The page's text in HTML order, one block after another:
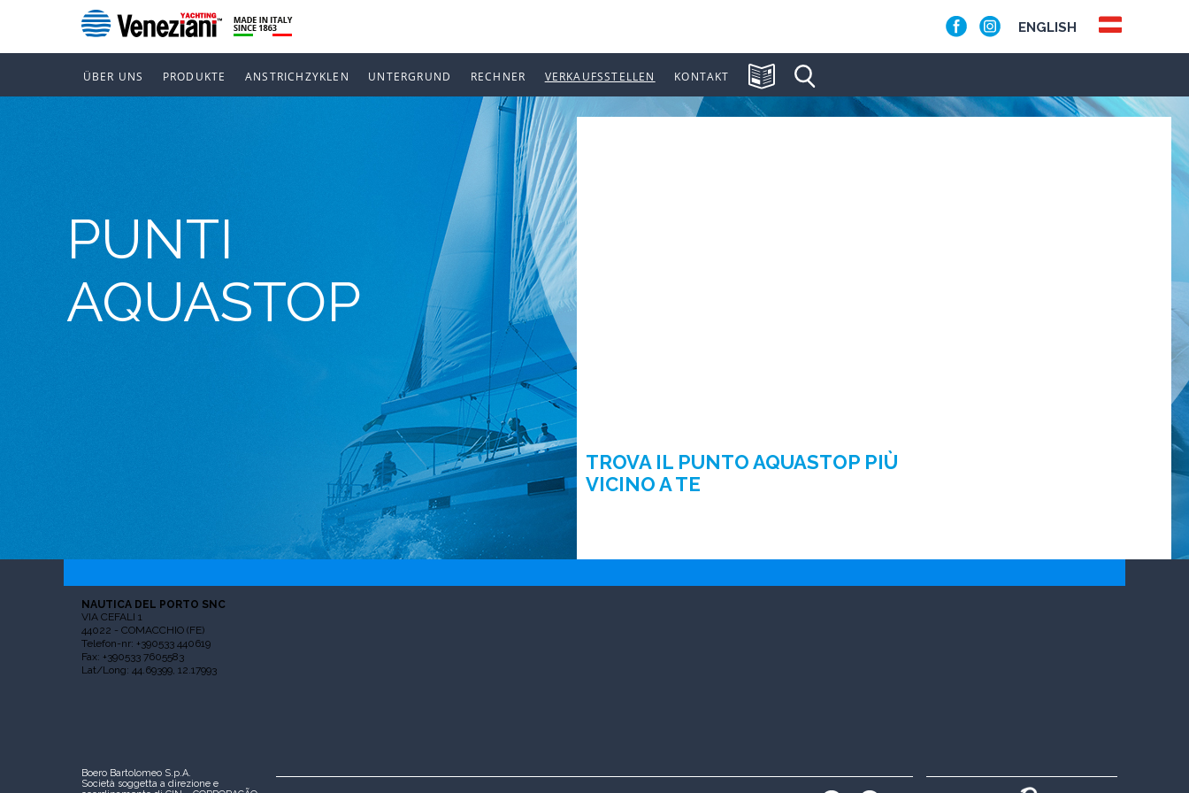
ENGLISH
ÜBER UNS PRODUKTE ANSTRICHZYKLEN UNTERGRUND RECHNER VERKAUFSSTELLEN KONTAKT
PUNTI
AQUASTOP
TROVA IL PUNTO AQUASTOP PIÙ
VICINO A TE
NAUTICA DEL PORTO SNC
VIA CEFALI 1
44022 - COMACCHIO (FE)
Telefon-nr: +390533 440619
Fax: +390533 7605583
Lat/Long: 44.69399, 12.17993
Boero Bartolomeo S.p.A.
Società soggetta a direzione e